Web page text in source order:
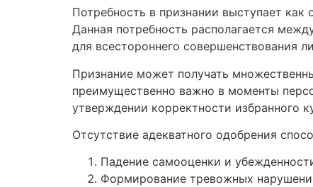
Потребность в признании выступает
Данная потребность располагается
для всестороннего совершенствования
Признание может получать
преимущественно важно в моменты
утверждении корректности избранного
Отсутствие адекватного одобрения
Падение самооценки и
Формирование тревожных